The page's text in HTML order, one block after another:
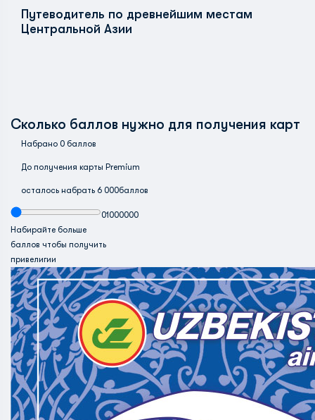
Путеводитель по древнейшим местам
Центральной Азии
Сколько баллов нужно для получения карт
Набрано 0 баллов
До получения карты Premium
осталось набрать 6 000баллов
01000000
Набирайте больше
баллов чтобы получить
привелигии